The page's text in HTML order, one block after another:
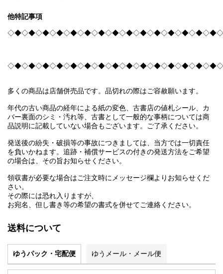
他特記事項
多くの商品は店舗併売品です。品切れの際はご容赦願います。
年代の古い商品の経年による紙の変色、古書店の値札シール、カ
バー裏面のシミ・汚れ等、古書として一般的な事柄については商
品説明に記載していない場合もございます。ご了承ください。
発送後の紛失・破損等の事故につきましては、当方では一切責任
を負いかねます。追跡・補償サービスの付きの発送方法をご希望
の場合は、その旨お知らせください。
領収書が必要な場合はご注文時にメッセージ欄よりお知らせくだ
さい。
その際には恐れ入りますが、
お宛名、但し書き等の希望の書式を併せてご連絡ください。
送料について
ゆうパック・宅配便 ゆうメール・メール便